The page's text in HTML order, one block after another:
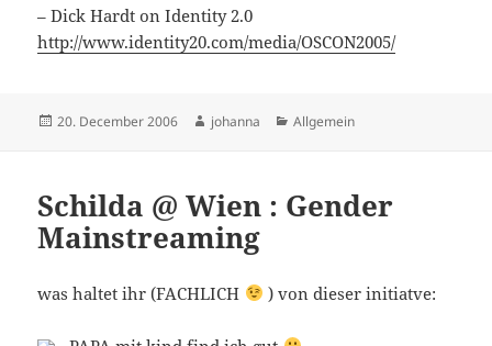
– Dick Hardt on Identity 2.0
http://www.identity20.com/media/OSCON2005/
Posted
20. December 2006 Author
johanna Categories
Allgemein
Schilda @ Wien : Gender
Mainstreaming
was haltet ihr (FACHLICH ) von dieser initiatve: